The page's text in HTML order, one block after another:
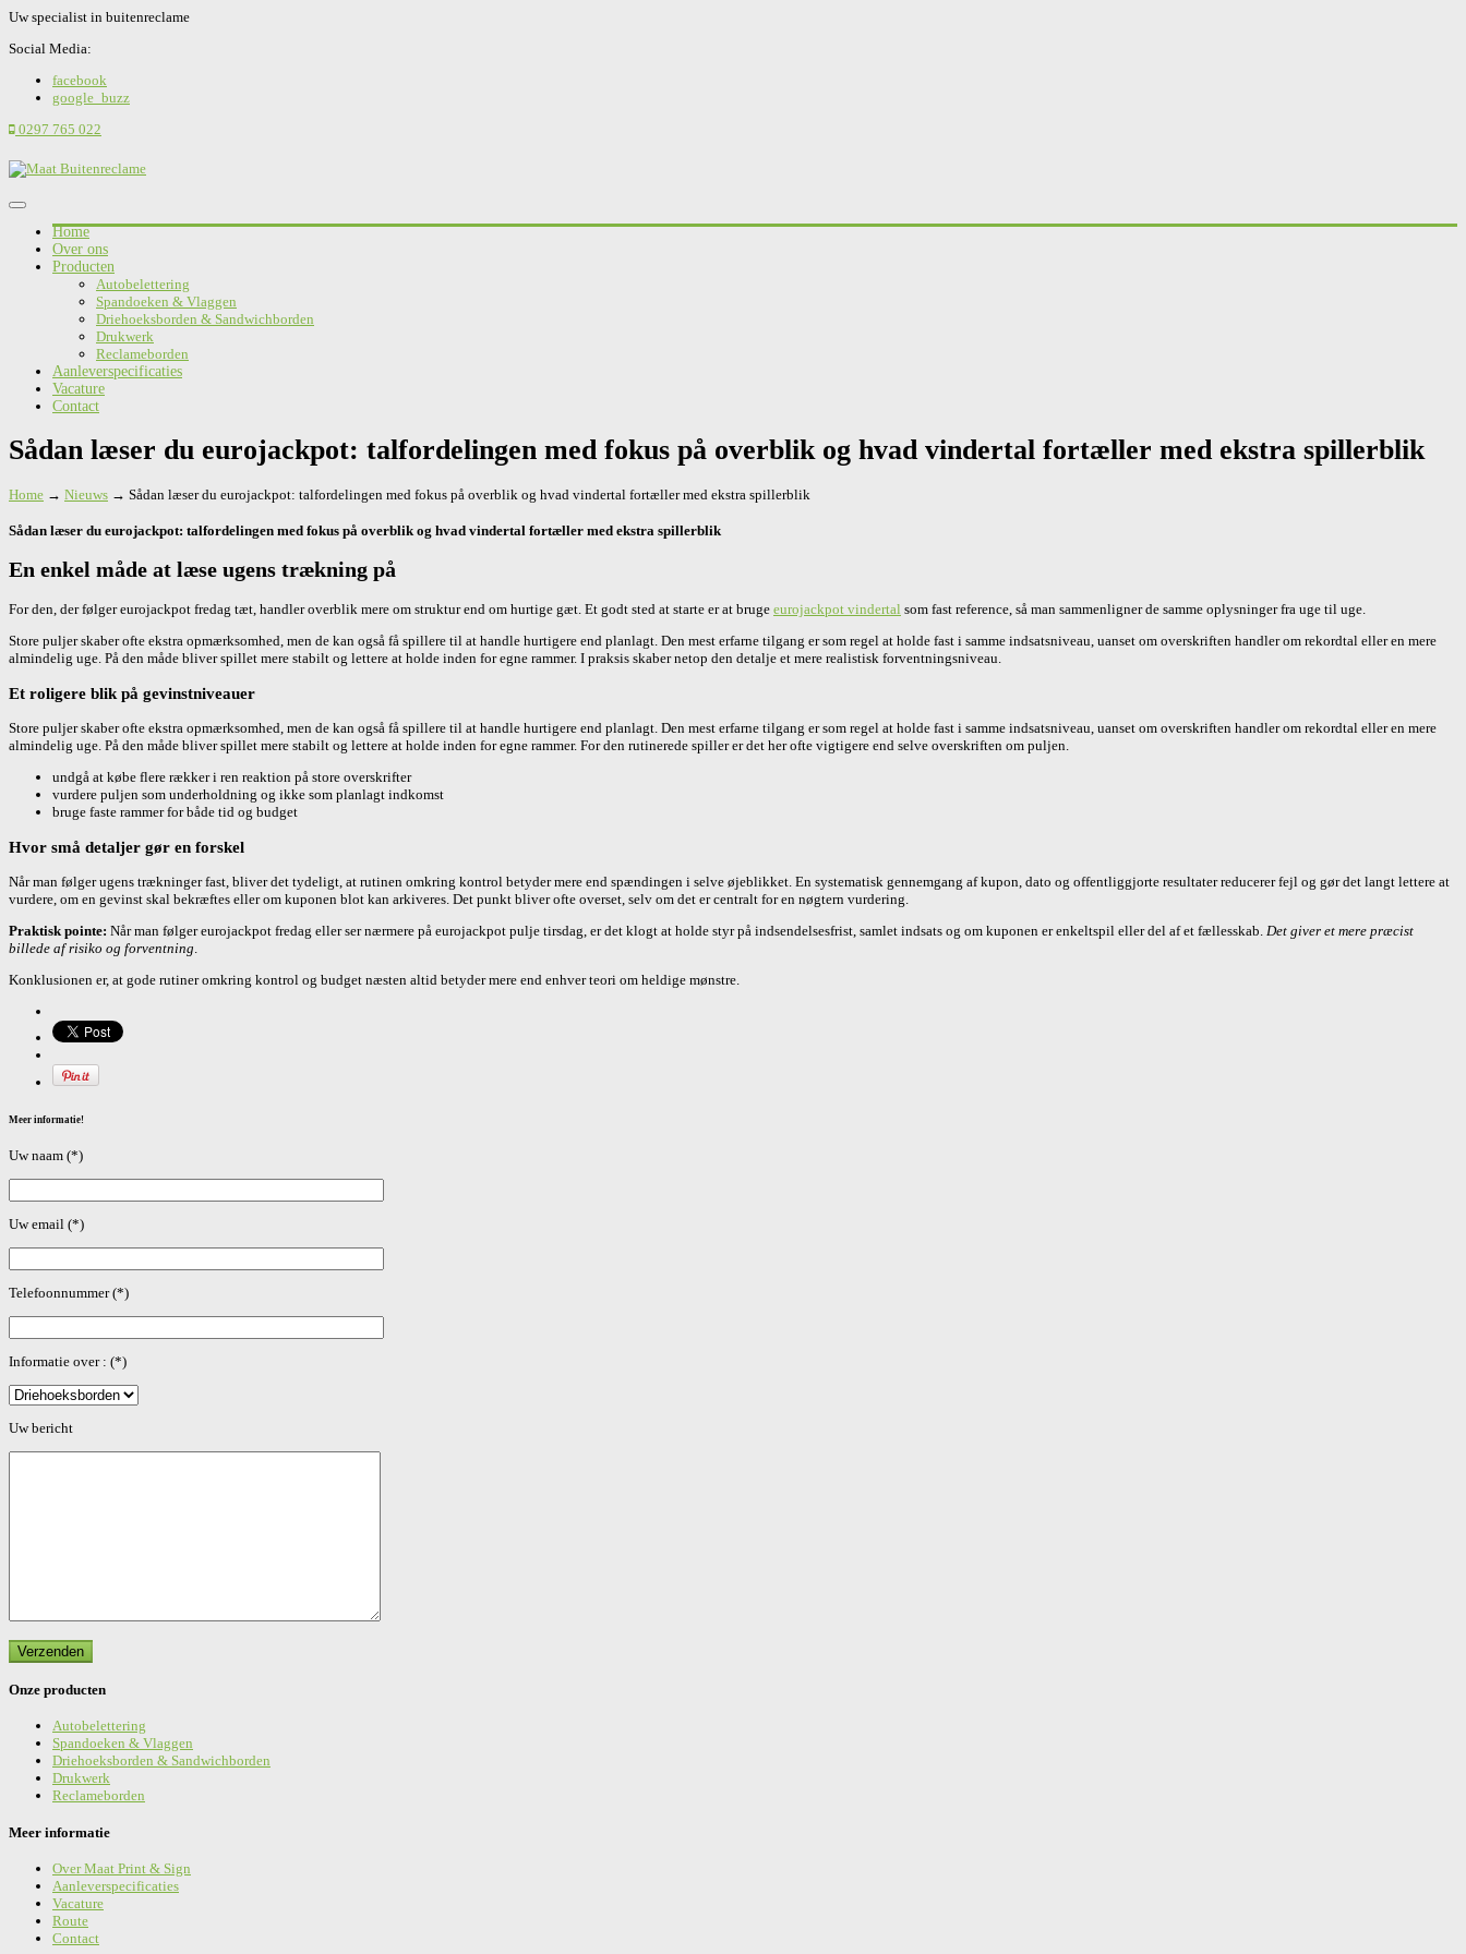
Uw specialist in buitenreclame
Social Media:
facebook
google_buzz
0297 765 022
Home
Over ons
Producten
Autobelettering
Spandoeken & Vlaggen
Driehoeksborden & Sandwichborden
Drukwerk
Reclameborden
Aanleverspecificaties
Vacature
Contact
Sådan læser du eurojackpot: talfordelingen med fokus på overblik og hvad vindertal fortæller med ekstra spillerblik
Home → Nieuws → Sådan læser du eurojackpot: talfordelingen med fokus på overblik og hvad vindertal fortæller med ekstra spillerblik
Sådan læser du eurojackpot: talfordelingen med fokus på overblik og hvad vindertal fortæller med ekstra spillerblik
En enkel måde at læse ugens trækning på
For den, der følger eurojackpot fredag tæt, handler overblik mere om struktur end om hurtige gæt. Et godt sted at starte er at bruge eurojackpot vindertal som fast reference, så man sammenligner de samme oplysninger fra uge til uge.
Store puljer skaber ofte ekstra opmærksomhed, men de kan også få spillere til at handle hurtigere end planlagt. Den mest erfarne tilgang er som regel at holde fast i samme indsatsniveau, uanset om overskriften handler om rekordtal eller en mere
almindelig uge. På den måde bliver spillet mere stabilt og lettere at holde inden for egne rammer. I praksis skaber netop den detalje et mere realistisk forventningsniveau.
Et roligere blik på gevinstniveauer
Store puljer skaber ofte ekstra opmærksomhed, men de kan også få spillere til at handle hurtigere end planlagt. Den mest erfarne tilgang er som regel at holde fast i samme indsatsniveau, uanset om overskriften handler om rekordtal eller en mere
almindelig uge. På den måde bliver spillet mere stabilt og lettere at holde inden for egne rammer. For den rutinerede spiller er det her ofte vigtigere end selve overskriften om puljen.
undgå at købe flere rækker i ren reaktion på store overskrifter
vurdere puljen som underholdning og ikke som planlagt indkomst
bruge faste rammer for både tid og budget
Hvor små detaljer gør en forskel
Når man følger ugens trækninger fast, bliver det tydeligt, at rutinen omkring kontrol betyder mere end spændingen i selve øjeblikket. En systematisk gennemgang af kupon, dato og offentliggjorte resultater reducerer fejl og gør det langt lettere at
vurdere, om en gevinst skal bekræftes eller om kuponen blot kan arkiveres. Det punkt bliver ofte overset, selv om det er centralt for en nøgtern vurdering.
Praktisk pointe: Når man følger eurojackpot fredag eller ser nærmere på eurojackpot pulje tirsdag, er det klogt at holde styr på indsendelsesfrist, samlet indsats og om kuponen er enkeltspil eller del af et fællesskab. Det giver et mere præcist
billede af risiko og forventning.
Konklusionen er, at gode rutiner omkring kontrol og budget næsten altid betyder mere end enhver teori om heldige mønstre.
Meer informatie!
Uw naam (*)
Uw email (*)
Telefoonnummer (*)
Informatie over : (*)
Gelieve dit veld leeg te laten.
Uw bericht
Onze producten
Autobelettering
Spandoeken & Vlaggen
Driehoeksborden & Sandwichborden
Drukwerk
Reclameborden
Meer informatie
Over Maat Print & Sign
Aanleverspecificaties
Vacature
Route
Contact